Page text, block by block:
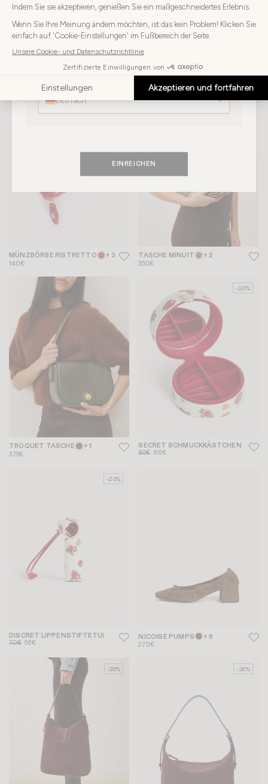
Wählen
Ihr
Land
DEUTSCHLAND
Ihre
Wählen Sie Ihre Sprache
DEUTSCH
EINREICHEN
MINUIT TASCHE + 2 EDDY SCHAL + 5
85€
MÜNZBÖRSE RISTRETTO + 3
140€
TASCHE MINUIT + 2
350€
TROQUET TASCHE + 1
375€
-20%
SECRET SCHMUCKKÄSTCHEN
85€ 68€
-20%
DISCRET LIPPENSTIFTETUI
70€ 56€
NICOISE PUMPS + 6
270€
-30% -30%